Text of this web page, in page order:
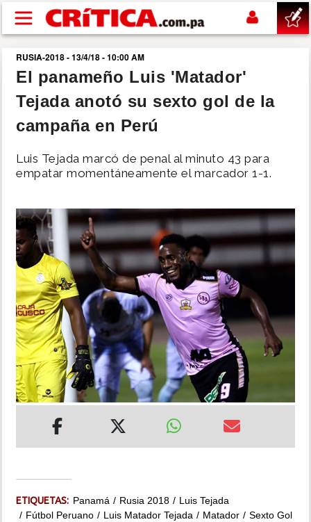
Pasar al contenido principal
buscar
SUCESOS
POLÍTICA
SHOW
DEPORTES
MUNDO
INSÓLITAS
MULTIMEDIA
RUSIA-2018 - 13/4/18 - 10:00 AM
El panameño Luis 'Matador'
Tejada anotó su sexto gol de la
campaña en Perú
Luis Tejada marcó de penal al minuto 43 para
empatar momentáneamente el marcador 1-1.
ETIQUETAS: Panamá Rusia 2018
Luis Tejada
Fútbol Peruano
Luis Matador Tejada Matador Sexto Gol